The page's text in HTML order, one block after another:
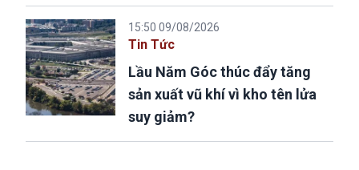
15:50 09/08/2026
Tin Tức
Lầu Năm Góc thúc đẩy tăng
sản xuất vũ khí vì kho tên lửa
suy giảm?